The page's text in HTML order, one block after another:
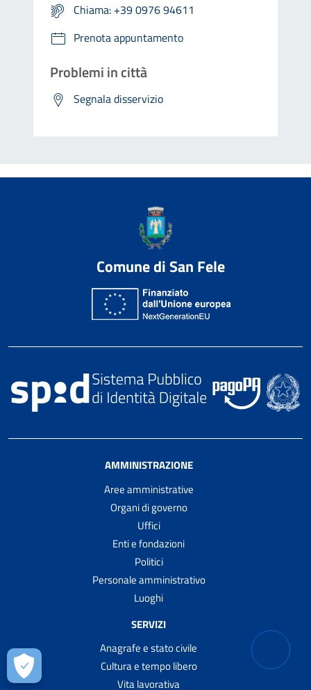
Chiama: +39 0976 94611
Prenota appuntamento
Problemi in città
Segnala disservizio
Comune di San Fele
AMMINISTRAZIONE
Aree amministrative
Organi di governo
Uffici
Enti e fondazioni
Politici
Personale amministrativo
Luoghi
SERVIZI
Anagrafe e stato civile
Cultura e tempo libero
Vita lavorativa